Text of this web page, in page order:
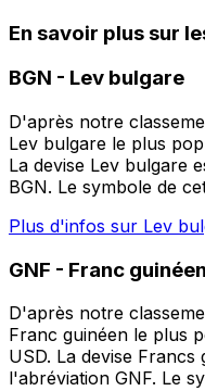
En savoir plus sur
BGN - Lev bulgare
D'après notre
Lev bulgare le plus
La devise Lev bulgare
BGN. Le symbole de
Plus d'infos sur Lev
GNF - Franc guinéen
D'après notre
Franc guinéen le plus
USD. La devise
l'abréviation GNF. Le